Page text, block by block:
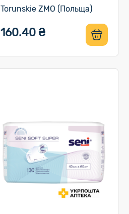
Torunskie ZMO (Польща)
160.40 ₴